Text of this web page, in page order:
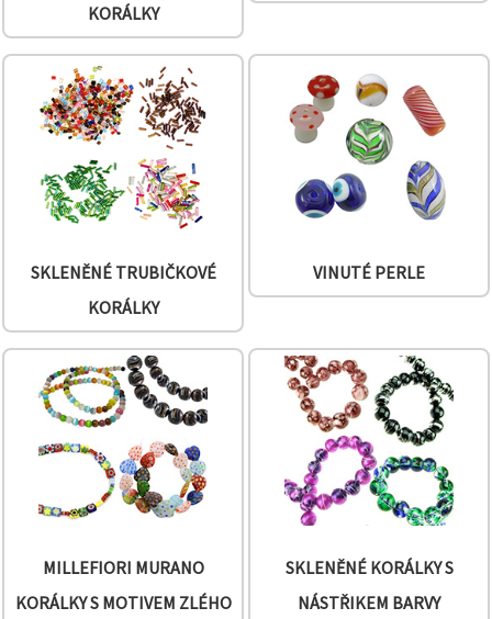
KORÁLKY
SKLENĚNÉ TRUBIČKOVÉ
KORÁLKY
VINUTÉ PERLE
MILLEFIORI MURANO
KORÁLKY S MOTIVEM ZLÉHO
SKLENĚNÉ KORÁLKY S
NÁSTŘIKEM BARVY